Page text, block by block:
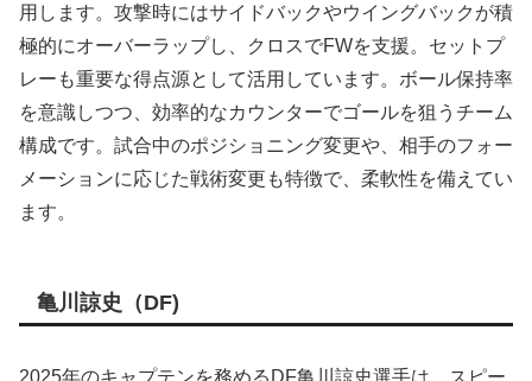
用します。攻撃時にはサイドバックやウイングバックが積
極的にオーバーラップし、クロスでFWを支援。セットプ
レーも重要な得点源として活用しています。ボール保持率
を意識しつつ、効率的なカウンターでゴールを狙うチーム
構成です。試合中のポジショニング変更や、相手のフォー
メーションに応じた戦術変更も特徴で、柔軟性を備えてい
ます。
亀川諒史（DF)
2025年のキャプテンを務めるDF亀川諒史選手は、スピー